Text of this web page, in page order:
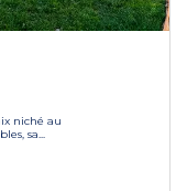
niché au
sa...